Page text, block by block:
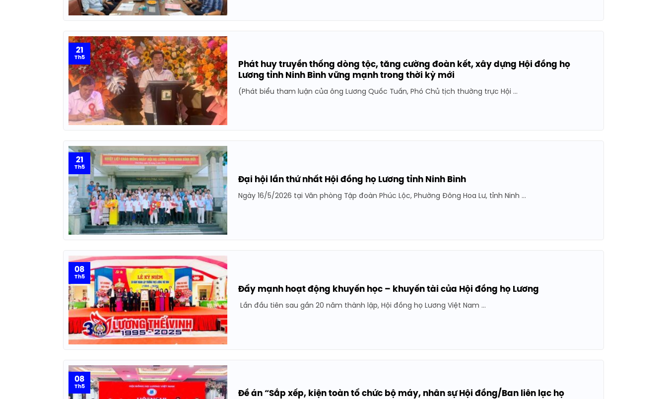
Phát huy truyền thống dòng tộc, tăng cường đoàn kết, xây dựng Hội đồng họ
Lương tỉnh Ninh Bình vững mạnh trong thời kỳ mới
(Phát biểu tham luận của ông Lương Quốc Tuấn, Phó Chủ tịch thường trực Hội ...
21
Th5
Đại hội lần thứ nhất Hội đồng họ Lương tỉnh Ninh Bình
Ngày 16/5/2026 tại Văn phòng Tập đoàn Phúc Lộc, Phường Đông Hoa Lư, tỉnh Ninh ...
21
Th5
Đẩy mạnh hoạt động khuyến học – khuyến tài của Hội đồng họ Lương
Lần đầu tiên sau gần 20 năm thành lập, Hội đồng họ Lương Việt Nam ...
08
Th5
Đề án “Sắp xếp, kiện toàn tổ chức bộ máy, nhân sự Hội đồng/Ban liên lạc họ
08
Th5